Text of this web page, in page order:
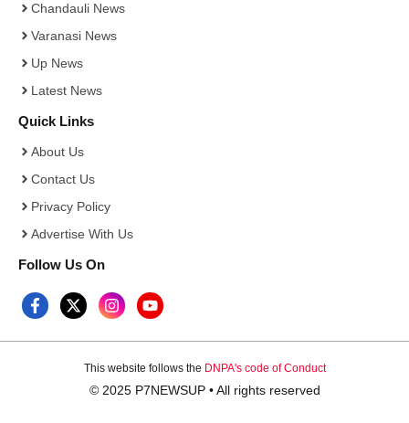
Chandauli News
Varanasi News
Up News
Latest News
Quick Links
About Us
Contact Us
Privacy Policy
Advertise With Us
Follow Us On
This website follows the DNPA's code of Conduct
© 2025 P7NEWSUP • All rights reserved